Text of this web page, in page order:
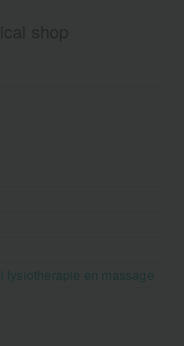
en massage